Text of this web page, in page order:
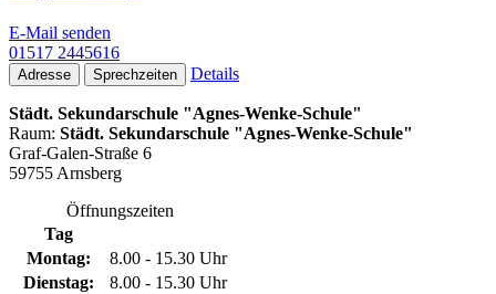
E-Mail senden
01517 2445616
Adresse Sprechzeiten Details
Städt. Sekundarschule "Agnes-Wenke-Schule"
Raum: Städt. Sekundarschule "Agnes-Wenke-Schule"
Graf-Galen-Straße 6
59755 Arnsberg
Öffnungszeiten
Tag
Montag:
8.00 - 15.30 Uhr
Dienstag:
8.00 - 15.30 Uhr